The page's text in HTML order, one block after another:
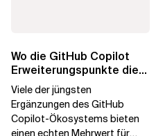
Wo die GitHub Copilot
Erweiterungspunkte die
Governance brechen
Viele der jüngsten
Ergänzungen des GitHub
Copilot-Ökosystems bieten
einen echten Mehrwert für